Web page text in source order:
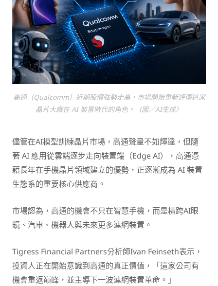
高通（Qualcomm）近期股價強勢走高，市場開始重新評價這家
晶片大廠在 AI 裝置時代的角色。（圖／AI生成）
儘管在AI模型訓練晶片市場，高通聲量不如輝達，但隨
著 AI 應用從雲端逐步走向裝置端（Edge AI），高通憑
藉長年在手機晶片領域建立的優勢，正逐漸成為 AI 裝置
生態系的重要核心供應商。
市場認為，高通的機會不只在智慧手機，而是橫跨AI眼
鏡、汽車、機器人與未來更多連網裝置。
Tigress Financial Partners分析師Ivan Feinseth表示，
投資人正在開始意識到高通的真正價值，「這家公司有
機會重返巔峰，並主導下一波連網裝置革命。」